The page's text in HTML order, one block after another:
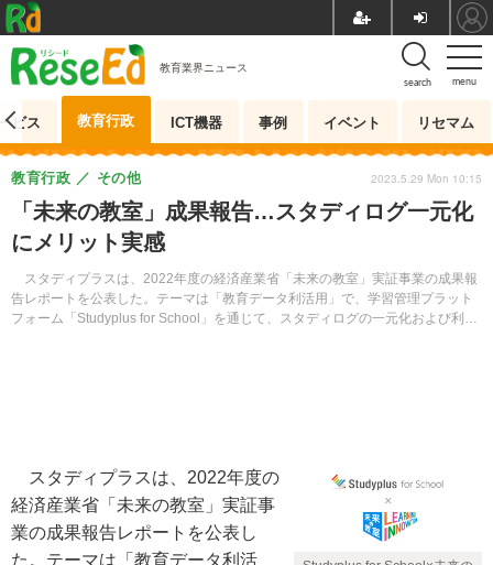
menu
search
教育業界ニュース
ビス 教育行政 ICT機器 事例 イベント リセマム
「未来の教室」成果報告…スタディログ一元化
にメリット実感
スタディプラスは、2022年度の経済産業省「未来の教室」実証事業の成果報
告レポートを公表した。テーマは「教育データ利活用」で、学習管理プラット
フォーム「Studyplus for School」を通じて、スタディログの一元化および利活
教育行政 その他 2023.5.29 Mon 10:15
スタディプラスは、2022年度の
経済産業省「未来の教室」実証事
業の成果報告レポートを公表し
た。テーマは「教育データ利活